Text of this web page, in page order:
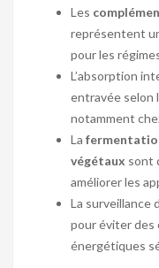
Les
représentent
pour les
L’absorption
entravée selon
notamment
La
végétaux sont
améliorer les
La surveillance
pour éviter des
énergétiques